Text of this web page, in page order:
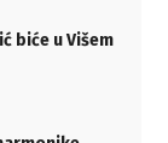
biće u Višem